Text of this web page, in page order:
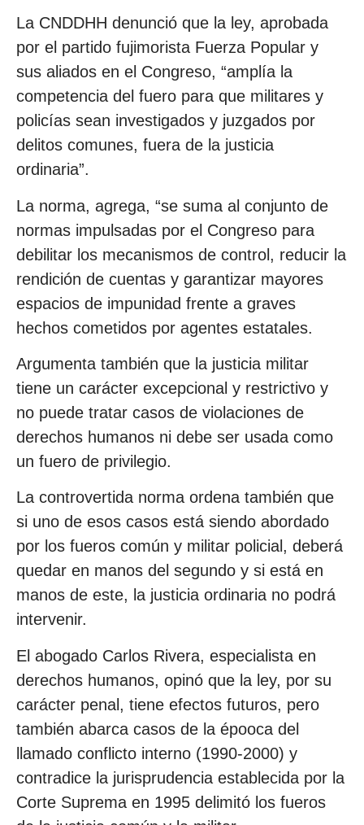
La CNDDHH denunció que la ley, aprobada
por el partido fujimorista Fuerza Popular y
sus aliados en el Congreso, “amplía la
competencia del fuero para que militares y
policías sean investigados y juzgados por
delitos comunes, fuera de la justicia
ordinaria”.
La norma, agrega, “se suma al conjunto de
normas impulsadas por el Congreso para
debilitar los mecanismos de control, reducir la
rendición de cuentas y garantizar mayores
espacios de impunidad frente a graves
hechos cometidos por agentes estatales.
Argumenta también que la justicia militar
tiene un carácter excepcional y restrictivo y
no puede tratar casos de violaciones de
derechos humanos ni debe ser usada como
un fuero de privilegio.
La controvertida norma ordena también que
si uno de esos casos está siendo abordado
por los fueros común y militar policial, deberá
quedar en manos del segundo y si está en
manos de este, la justicia ordinaria no podrá
intervenir.
El abogado Carlos Rivera, especialista en
derechos humanos, opinó que la ley, por su
carácter penal, tiene efectos futuros, pero
también abarca casos de la épooca del
llamado conflicto interno (1990-2000) y
contradice la jurisprudencia establecida por la
Corte Suprema en 1995 delimitó los fueros